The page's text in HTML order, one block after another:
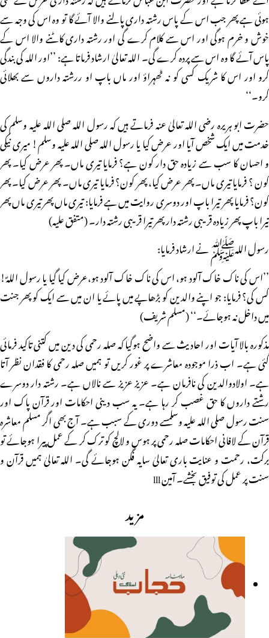
ہوئی ہے پھر جب اس کے پاس رشتہ داری پالنے والا آئے گا تو وہ اس کی وجہ سے
خوش و خرم ہوگی اور اس سے کلام کرے گی اور رشتہ داری کاٹنے والا اس کے
پاس آئے گا وہ اس سے پردہ کرے گی۔ اللہ تعالیٰ ارشاد فرماتا ہے: ’’اور اللہ کی بندگی
کرو اور اس کا شریک کسی کو نہ ٹھہراؤ اور ماں باپ او ررشتہ داروں سے بھلائی
کرو۔‘‘
حضرت ابو ہریرہ رضی اللہ تعالیٰ عنہ فرماتے ہیں کہ رسول اللہ صلی اللہ علیہ وسلم کی
خدمت میں ایک شخص آیا اور عرض کیا یا رسول اللہ صلی اللہ علیہ وسلم! میری نیکی
و احسان کا سب سے زیادہ حق دار کون ہے؟ فرمایا تیری ماں۔ پھر عرض کیا۔ پھر
کون ؟ فرمایا تیری ماں۔ پھر عرض کیا، پھر کون؟ فرمایا تیری ماں۔ پھر عرض کیا۔ پھر
کون؟ فرمایا پھر تیرا باپ اور دوسری روایت میں ہے فرمایا: تیری ماں پھر تیری ماں پھر
تیرا باپ پھر زیادہ قریبی رشتہ دار پھر تیرا قریبی رشتہ دار۔ (متفق علیہ)
رسول اللہﷺ نے ارشاد فرمایا:
’’اس کی ناک خاک آلود ہو، اس کی ناک خاک آلود ہو،عرض کیا گیا یا رسول اللہؐ!
کس کی؟ فرمایا: جو اپنے والدین کو بڑھاپے میں پائے یا ان میں سے ایک کو پھر جنت
میں داخل نہ ہوجائے۔‘‘ (مسلم شریف)
مذکورہ بالا آیات اور احادیث سے واضح ہوگیا کہ صلہ رحمی کی دین میں کتنی تاکید فرمائی
گئی ہے۔ اب ذرا موجودہ معاشرے پر غور کریں تو ہمیں صلہ رحمی کا فقدان نظر آتا
ہے۔ اولادوالدین کی نافرمان ہے۔ عزیز عزیز سے نالاں ہے۔ رشتہ دار دوسرے
رشتے داروں کا حق غصب کر رہا ہے۔ یہ سب دینی احکامات اور قرآن پاک اور
سنت رسول صلی اللہ علیہ وسلمسے دوری کے سبب ہے۔ آج بھی اگر مسلم معاشرہ
قرآن کے لافانی احکامات صلہ رحمی پر ہوس و لالچ کو ترک کر کے عمل پیرا ہوجائے تو
برکت، رحمت و عنایت باری تعالیٰ سایہ فگن ہوجائے گی۔ اللہ تعالیٰ ہمیں قرآن و
سنت پر عمل کی توفیق بخشے۔ آمین lll
مزید